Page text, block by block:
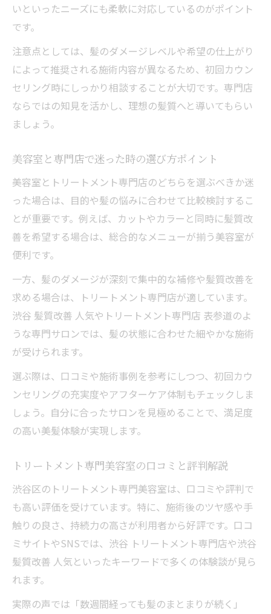
いといったニーズにも柔軟に対応しているのがポイント
です。
注意点としては、髪のダメージレベルや希望の仕上がり
によって推奨される施術内容が異なるため、初回カウン
セリング時にしっかり相談することが大切です。専門店
ならではの知見を活かし、理想の髪質へと導いてもらい
ましょう。
美容室と専門店で迷った時の選び方ポイント
美容室とトリートメント専門店のどちらを選ぶべきか迷
った場合は、目的や髪の悩みに合わせて比較検討するこ
とが重要です。例えば、カットやカラーと同時に髪質改
善を希望する場合は、総合的なメニューが揃う美容室が
便利です。
一方、髪のダメージが深刻で集中的な補修や髪質改善を
求める場合は、トリートメント専門店が適しています。
渋谷 髪質改善 人気やトリートメント専門店 表参道のよ
うな専門サロンでは、髪の状態に合わせた細やかな施術
が受けられます。
選ぶ際は、口コミや施術事例を参考にしつつ、初回カウ
ンセリングの充実度やアフターケア体制もチェックしま
しょう。自分に合ったサロンを見極めることで、満足度
の高い美髪体験が実現します。
トリートメント専門美容室の口コミと評判解説
渋谷区のトリートメント専門美容室は、口コミや評判で
も高い評価を受けています。特に、施術後のツヤ感や手
触りの良さ、持続力の高さが利用者から好評です。口コ
ミサイトやSNSでは、渋谷 トリートメント専門店や渋谷
髪質改善 人気といったキーワードで多くの体験談が見ら
れます。
実際の声では「数週間経っても髪のまとまりが続く」